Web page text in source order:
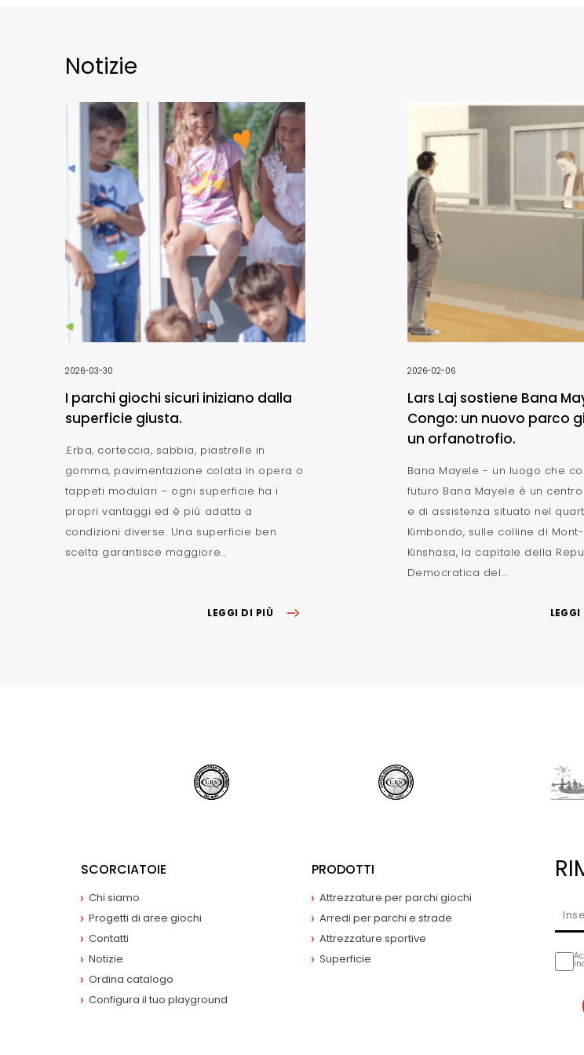
Notizie
2026-03-30
I parchi giochi sicuri iniziano dalla
superficie giusta.
.Erba, corteccia, sabbia, piastrelle in
gomma, pavimentazione colata in opera o
tappeti modulari – ogni superficie ha i
propri vantaggi ed è più adatta a
condizioni diverse. Una superficie ben
scelta garantisce maggiore...
LEGGI DI PIÙ
2026-02-06
Lars Laj sostiene Bana
Congo: un nuovo parco
un orfanotrofio.
Bana Mayele - un luogo che
futuro Bana Mayele è un
e di assistenza situato nel
Kimbondo, sulle colline di
Kinshasa, la capitale della
Democratica del...
SCORCIATOIE
Chi siamo
Progetti di aree giochi
Contatti
Notizie
Ordina catalogo
Configura il tuo playground
PRODOTTI
Attrezzature per parchi giochi
Arredi per parchi e strade
Attrezzature sportive
Superficie